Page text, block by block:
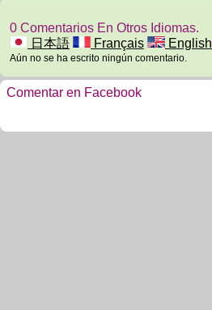
0 Comentarios En Otros Idiomas.
日本語
Français English
Aún no se ha escrito ningún comentario.
Comentar en Facebook